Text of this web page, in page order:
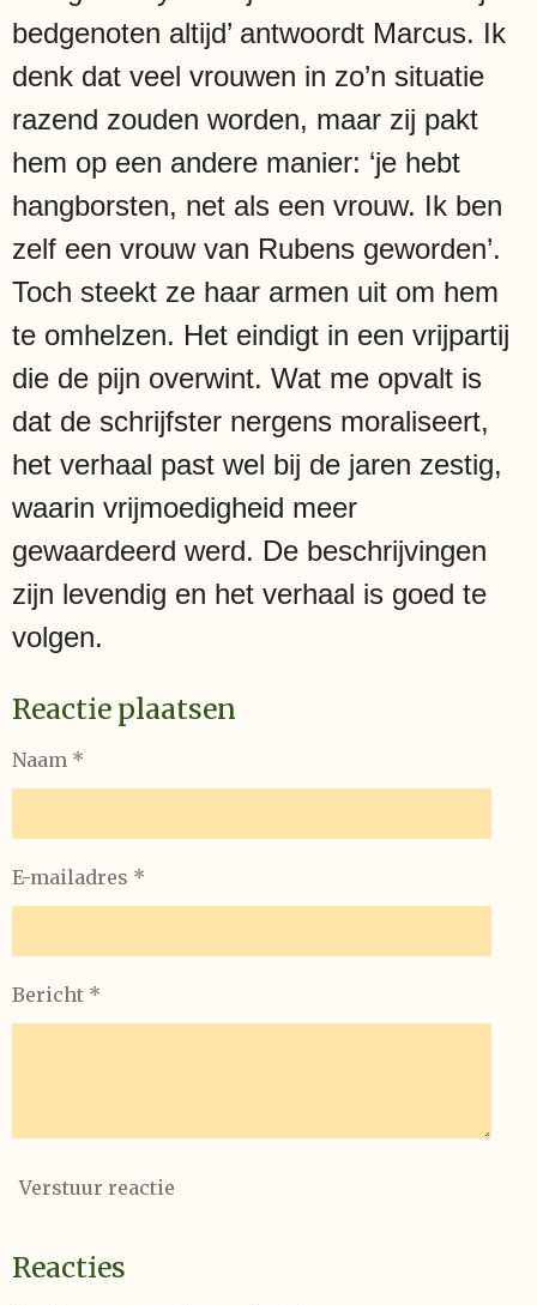
bedgenoten altijd’ antwoordt Marcus. Ik
denk dat veel vrouwen in zo’n situatie
razend zouden worden, maar zij pakt
hem op een andere manier: ‘je hebt
hangborsten, net als een vrouw. Ik ben
zelf een vrouw van Rubens geworden’.
Toch steekt ze haar armen uit om hem
te omhelzen. Het eindigt in een vrijpartij
die de pijn overwint. Wat me opvalt is
dat de schrijfster nergens moraliseert,
het verhaal past wel bij de jaren zestig,
waarin vrijmoedigheid meer
gewaardeerd werd. De beschrijvingen
zijn levendig en het verhaal is goed te
volgen.
Reactie plaatsen
Naam *
E-mailadres *
Bericht *
Verstuur reactie
Reacties